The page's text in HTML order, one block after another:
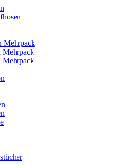
Mehrpack
Mehrpack
Mehrpack